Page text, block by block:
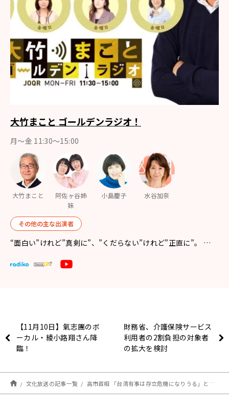
大竹まこと ゴールデンラジオ！
月〜金 11:30～15:00
大竹まこと
阿佐ヶ谷姉
妹
小島慶子 水谷加奈
その他の主な出演者
“面白い”けれど”真剣に”、”くだらない”けれど”正直に”。 …
【11月10日】氣志團のボ
ーカル・綾小路翔さん降
臨！
財務省、介護保険サービス
利用者の2割負担の対象者
の拡大を検討
文化放送の記事一覧 高市首相 「台湾有事は存立危機になりうる」という答弁の撤回を拒否